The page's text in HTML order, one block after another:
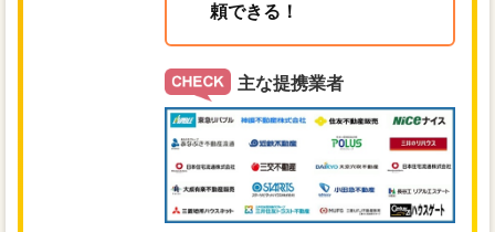
頼できる！
主な提携業者